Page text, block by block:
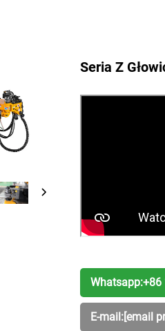
Seria Z
Whatsapp:+86
E-mail:[email